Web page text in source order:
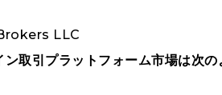
LLC
ン取引プラットフォーム市場は次